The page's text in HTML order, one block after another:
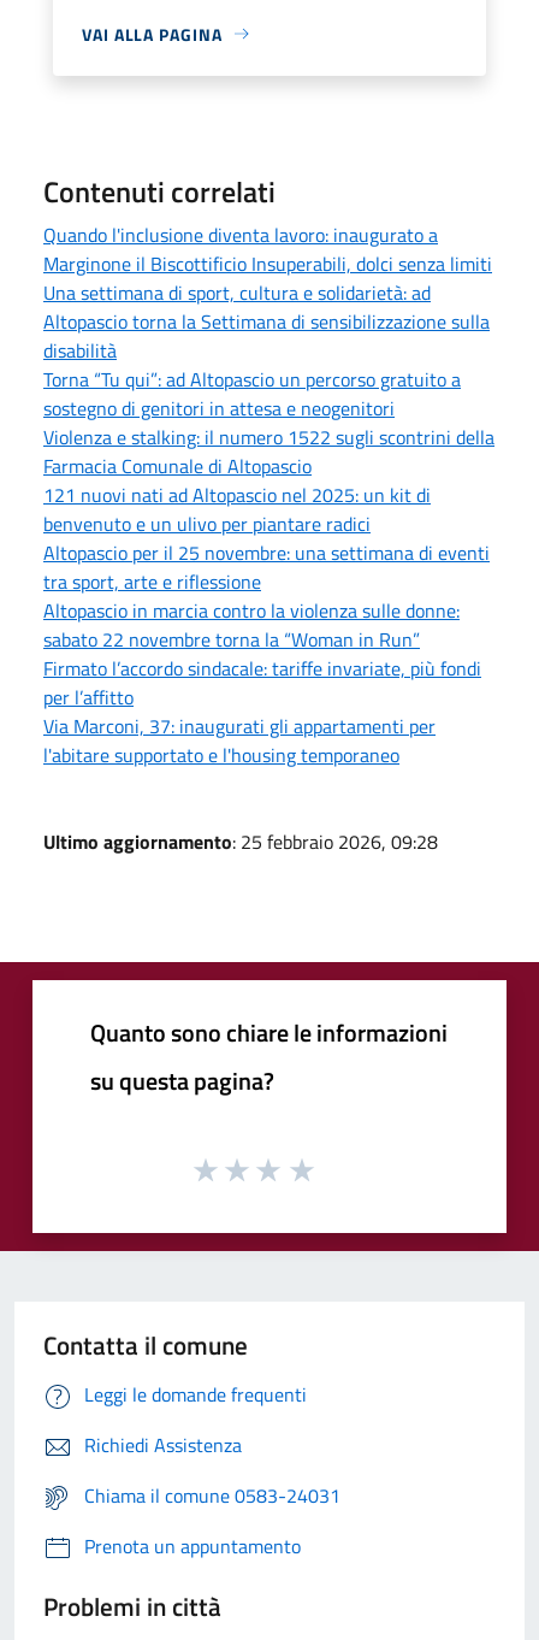
VAI ALLA PAGINA
Contenuti correlati
Quando l'inclusione diventa lavoro: inaugurato a
Marginone il Biscottificio Insuperabili, dolci senza limiti
Una settimana di sport, cultura e solidarietà: ad
Altopascio torna la Settimana di sensibilizzazione sulla
disabilità
Torna “Tu qui”: ad Altopascio un percorso gratuito a
sostegno di genitori in attesa e neogenitori
Violenza e stalking: il numero 1522 sugli scontrini della
Farmacia Comunale di Altopascio
121 nuovi nati ad Altopascio nel 2025: un kit di
benvenuto e un ulivo per piantare radici
Altopascio per il 25 novembre: una settimana di eventi
tra sport, arte e riflessione
Altopascio in marcia contro la violenza sulle donne:
sabato 22 novembre torna la “Woman in Run”
Firmato l’accordo sindacale: tariffe invariate, più fondi
per l’affitto
Via Marconi, 37: inaugurati gli appartamenti per
l'abitare supportato e l'housing temporaneo
Ultimo aggiornamento: 25 febbraio 2026, 09:28
Quanto sono chiare le informazioni
su questa pagina?
Contatta il comune
Leggi le domande frequenti
Richiedi Assistenza
Chiama il comune 0583-24031
Prenota un appuntamento
Problemi in città